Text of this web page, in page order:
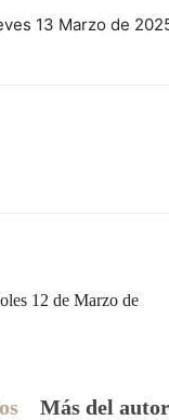
13 Marzo de
12 de Marzo de
Más del autor